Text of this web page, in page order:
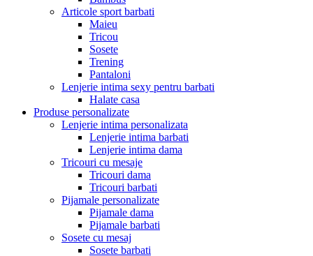
Articole sport barbati
Maieu
Tricou
Sosete
Trening
Pantaloni
Lenjerie intima sexy pentru barbati
Halate casa
Produse personalizate
Lenjerie intima personalizata
Lenjerie intima barbati
Lenjerie intima dama
Tricouri cu mesaje
Tricouri dama
Tricouri barbati
Pijamale personalizate
Pijamale dama
Pijamale barbati
Sosete cu mesaj
Sosete barbati